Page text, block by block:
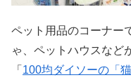
ペット用品のコーナー
ゃ、ペットハウスなど
「 100均ダイソーの「